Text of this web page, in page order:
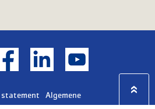
Algemene